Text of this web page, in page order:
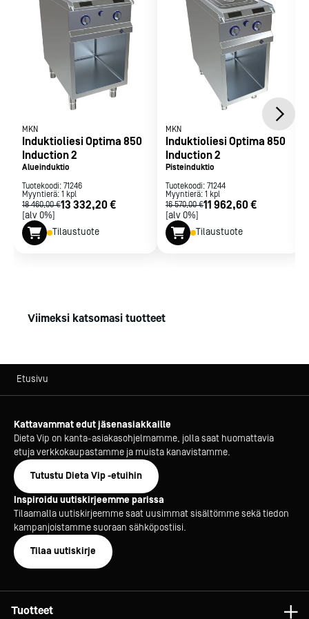
hygienian.
MKN
Induktioliesi Optima 850
Induction 2
Alueinduktio
Tuotekoodi: 71246
Myyntierä: 1 kpl
18 460,00 €13 332,20 €
[alv 0%]
Tilaustuote
MKN
Induktioliesi Optima 850
Induction 2
Pisteinduktio
Tuotekoodi: 71244
Myyntierä: 1 kpl
16 570,00 €11 962,60 €
[alv 0%]
Tilaustuote
Viimeksi katsomasi tuotteet
Etusivu
Kattavammat edut jäsenasiakkaille
Dieta Vip on kanta-asiakasohjelmamme, jolla saat huomattavia
etuja verkkokaupastamme ja muista kanavistamme.
Tutustu Dieta Vip -etuihin
Inspiroidu uutiskirjeemme parissa
Tilaamalla uutiskirjeemme saat uusimmat sisältömme sekä tiedon
kampanjoistamme suoraan sähköpostiisi.
Tilaa uutiskirje
Tuotteet